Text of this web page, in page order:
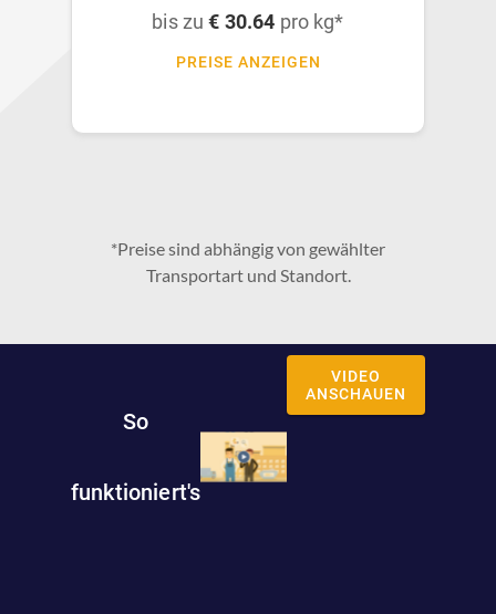
bis zu€ 30.64 pro kg*
PREISE ANZEIGEN
*Preise sind abhängig von gewählter
Transportart und Standort.
So
funktioniert's
VIDEO
ANSCHAUEN